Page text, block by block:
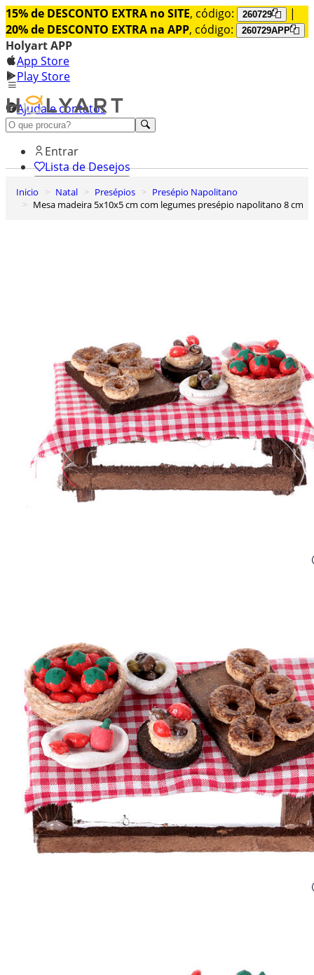
15% de DESCONTO EXTRA no SITE, código: 260729
|
20% de DESCONTO EXTRA na APP, código: 260729APP
Holyart APP
App Store
Play Store
Ajuda e contatos
Conheça premium
Entrar
Lista de Desejos
Carrinho de Compras
Inicio Natal Presépios
Presépio Napolitano
Mesa madeira 5x10x5 cm com legumes presépio napolitano 8 cm